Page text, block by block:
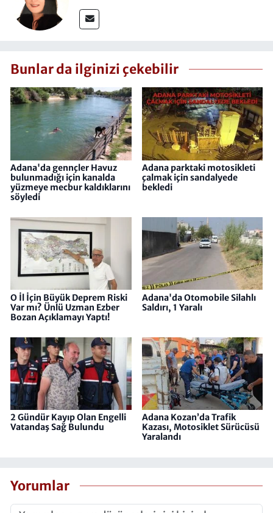
Bunlar da ilginizi çekebilir
Adana'da gennçler Havuz
bulunmadığı için kanalda
yüzmeye mecbur kaldıklarını
söyledi
Adana parktaki motosikleti
çalmak için sandalyede
bekledi
O İl İçin Büyük Deprem Riski
Var mı? Ünlü Uzman Ezber
Bozan Açıklamayı Yaptı!
Adana'da Otomobile Silahlı
Saldırı, 1 Yaralı
2 Gündür Kayıp Olan Engelli
Vatandaş Sağ Bulundu
Adana Kozan’da Trafik
Kazası, Motosiklet Sürücüsü
Yaralandı
Yorumlar